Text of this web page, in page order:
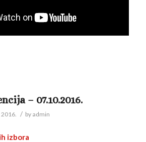
– 07.10.2016.
2016. / by admin
izbora